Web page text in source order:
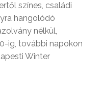
színes, családi
hangolódó
nélkül,
ig, további napokon
Winter